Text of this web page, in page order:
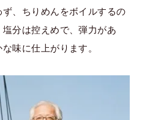
、ちりめんをボイルするの
分は控えめで、弾力があ
味に仕上がります。